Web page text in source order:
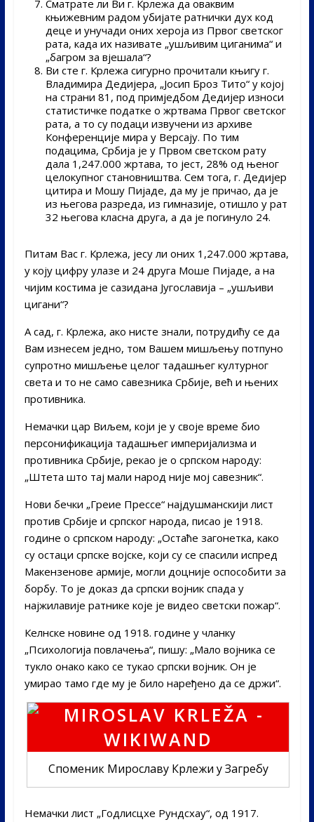
Сматрате ли Ви г. Крлежа да оваквим
књижевним радом убијате ратнички дух код
деце и унучади оних хероја из Првог светског
рата, када их називате „ушљивим циганима“ и
„багром за вјешала“?
Ви сте г. Крлежа сигурно прочитали књигу г.
Владимира Дедијера, „Јосип Броз Тито“ у којој
на страни 81, под примједбом Дедијер износи
статистичке податке о жртвама Првог светског
рата, а то су подаци извучени из архиве
Конференције мира у Версају. По тим
подацима, Србија је у Првом светском рату
дала 1,247.000 жртава, то јест, 28% од њеног
целокупног становништва. Сем тога, г. Дедијер
цитира и Мошу Пијаде, да му је причао, да је
из његова разреда, из гимназије, отишло у рат
32 његова класна друга, а да је погинуло 24.
Питам Вас г. Крлежа, јесу ли оних 1,247.000 жртава,
у коју цифру улазе и 24 друга Моше Пијаде, а на
чијим костима је сазидана Југославија – „ушљиви
цигани“?
А сад, г. Крлежа, ако нисте знали, потрудићу се да
Вам изнесем једно, том Вашем мишљењу потпуно
супротно мишљење целог тадашњег културног
света и то не само савезника Србије, већ и њених
противника.
Немачки цар Виљем, који је у своје време био
персонификација тадашњег империјализма и
противника Србије, рекао је о српском народу:
„Штета што тај мали народ није мој савезник“.
Нови бечки „Греие Прессе“ најдушманскији лист
против Србије и српског народа, писао је 1918.
године о српском народу: „Остаће загонетка, како
су остаци српске војске, који су се спасили испред
Макензенове армије, могли доцније оспособити за
борбу. То је доказ да српски војник спада у
најжилавије ратнике које је видео светски пожар“.
Келнске новине од 1918. године у чланку
„Психологија повлачења“, пишу: „Мало војника се
тукло онако како се тукао српски војник. Он је
умирао тамо где му је било наређено да се држи“.
Споменик Мирославу Крлежи у Загребу
Немачки лист „Годлисцхе Рундсхау“, од 1917.